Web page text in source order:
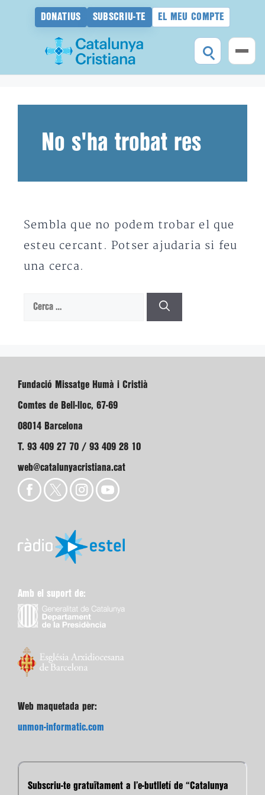
DONATIUS SUBSCRIU-TE EL MEU COMPTE
No s'ha trobat res
Sembla que no podem trobar el que
esteu cercant. Potser ajudaria si feu
una cerca.
Cerca:
Fundació Missatge Humà i Cristià
Comtes de Bell-lloc, 67-69
08014 Barcelona
T. 93 409 27 70 / 93 409 28 10
web@catalunyacristiana.cat
Amb el suport de:
Web maquetada per:
unmon-informatic.com
Subscriu-te gratuïtament a l’e-butlletí de “Catalunya